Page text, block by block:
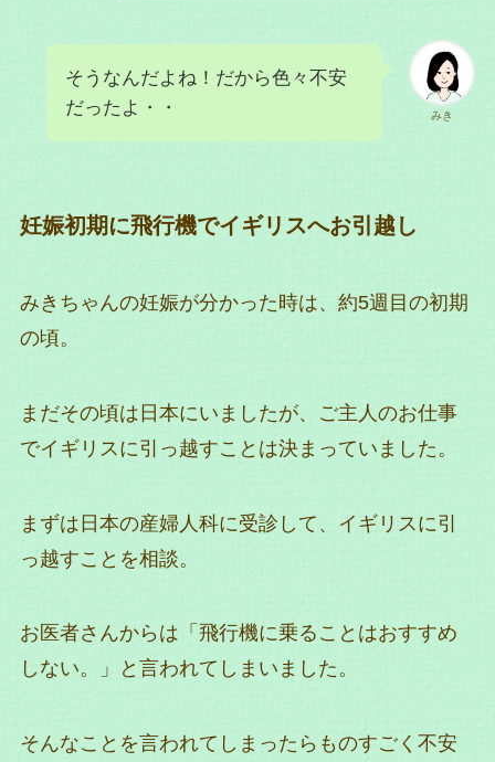
みき
そうなんだよね！だから色々不安
だったよ・・
妊娠初期に飛行機でイギリスへお引越し
みきちゃんの妊娠が分かった時は、約5週目の初期
の頃。
まだその頃は日本にいましたが、ご主人のお仕事
でイギリスに引っ越すことは決まっていました。
まずは日本の産婦人科に受診して、イギリスに引
っ越すことを相談。
お医者さんからは「飛行機に乗ることはおすすめ
しない。」と言われてしまいました。
そんなことを言われてしまったらものすごく不安